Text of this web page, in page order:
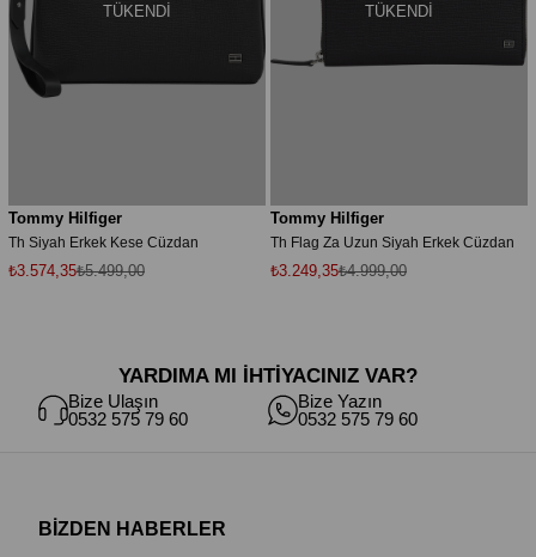
TÜKENDI
Tommy Hilfiger
Th Siyah Erkek Kese Cüzdan
₺3.574,35₺5.499,00
TÜKENDI
Tommy Hilfiger
Th Flag Za Uzun Siyah Erkek Cüzdan
₺3.249,35₺4.999,00
YARDIMA MI İHTİYACINIZ VAR?
Bize Ulaşın
0532 575 79 60
Bize Yazın
0532 575 79 60
BİZDEN HABERLER